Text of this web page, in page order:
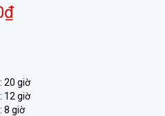
20 giờ
12 giờ
8 giờ